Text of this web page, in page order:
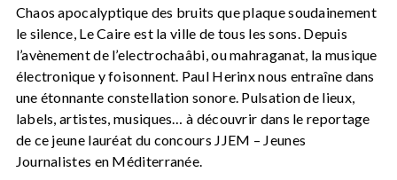
Chaos apocalyptique des bruits que plaque soudainement
le silence, Le Caire est la ville de tous les sons. Depuis
l’avènement de l’electrochaâbi, ou mahraganat, la musique
électronique y foisonnent. Paul Herinx nous entraîne dans
une étonnante constellation sonore. Pulsation de lieux,
labels, artistes, musiques… à découvrir dans le reportage
de ce jeune lauréat du concours JJEM – Jeunes
Journalistes en Méditerranée.